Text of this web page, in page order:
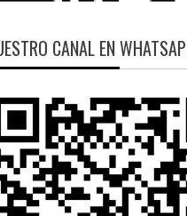
CANAL EN